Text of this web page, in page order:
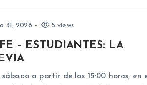
31, 2026 5 views
– ESTUDIANTES: LA
sábado a partir de las 15:00 horas, en